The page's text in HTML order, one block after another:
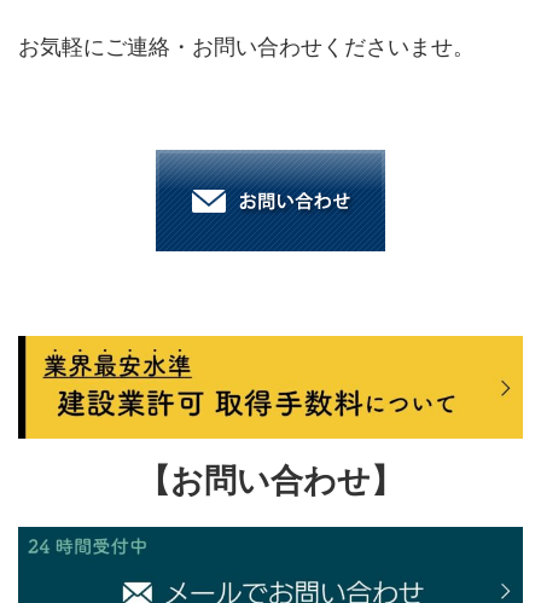
お気軽にご連絡・お問い合わせくださいませ。
【お問い合わせ】